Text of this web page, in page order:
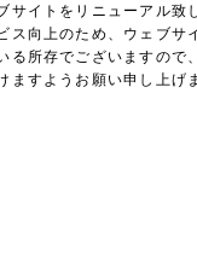
サイトをリニューアル致
ス向上のため、ウェブサ
る所存でございますので
ますようお願い申し上げ